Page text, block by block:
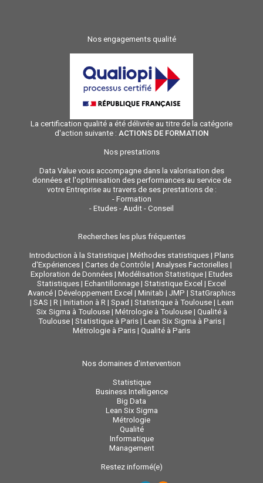
Nos engagements qualité
La certification qualité a été délivrée au titre de la catégorie
d'action suivante : ACTIONS DE FORMATION
Nos prestations
Data Value vous accompagne dans la valorisation des
données et l'optimisation des performances au service de
votre Entreprise au travers de ses prestations de :
- Formation
- Etudes - Audit - Conseil
Recherches les plus fréquentes
Introduction à la Statistique | Méthodes statistiques | Plans
d'Expériences| Cartes de Contrôle| Analyses Factorielles|
Exploration de Données | Modélisation Statistique | Etudes
Statistiques | Echantillonnage | Statistique Excel | Excel
Avancé | Développement Excel | Minitab | JMP | StatGraphics
| SAS | R| Initiation à R| Spad | Statistique à Toulouse| Lean
Six Sigma à Toulouse| Métrologie à Toulouse| Qualité à
Toulouse | Statistique à Paris | Lean Six Sigma à Paris |
Métrologie à Paris | Qualité à Paris
Nos domaines d'intervention
Statistique
Business Intelligence
Big Data
Lean Six Sigma
Métrologie
Qualité
Informatique
Management
Restez informé(e)